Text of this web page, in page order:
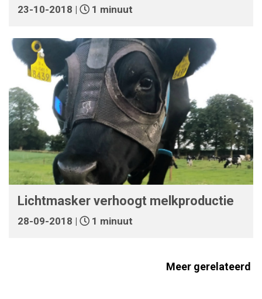
23-10-2018 | 1 minuut
Lichtmasker verhoogt melkproductie
28-09-2018 | 1 minuut
Meer gerelateerd